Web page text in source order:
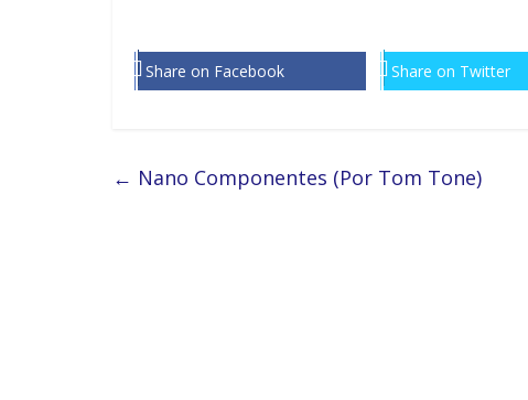
Share on Facebook Share on Twitter
← Nano Componentes (Por Tom Tone)